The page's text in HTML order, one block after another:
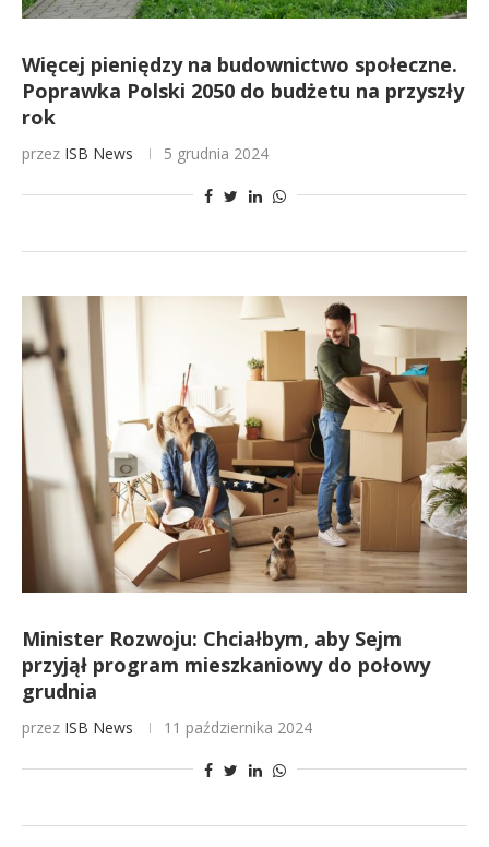
Więcej pieniędzy na budownictwo społeczne.
Poprawka Polski 2050 do budżetu na przyszły
rok
przez ISB News 5 grudnia 2024
Minister Rozwoju: Chciałbym, aby Sejm
przyjął program mieszkaniowy do połowy
grudnia
przez ISB News 11 października 2024